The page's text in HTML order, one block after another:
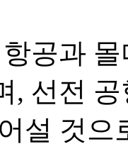
공과
, 선전
설 것